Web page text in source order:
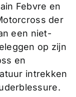
Febvre en
der
een niet-
op zijn
en
intrekken